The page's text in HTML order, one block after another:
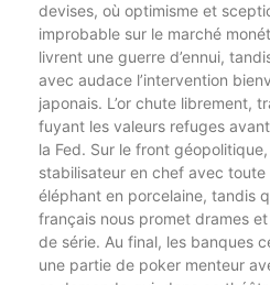
devises, où optimisme et
improbable sur le marché
livrent une guerre d’ennui,
avec audace l’intervention
japonais. L’or chute librement,
fuyant les valeurs refuges
la Fed. Sur le front
stabilisateur en chef avec toute
éléphant en porcelaine, tandis
français nous promet drames
de série. Au final, les banques
une partie de poker menteur